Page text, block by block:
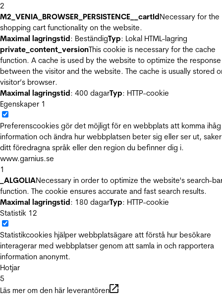
2
M2_VENIA_BROWSER_PERSISTENCE__cartIdNecessary for the
shopping cart functionality on the website.
Maximal lagringstid: BeständigTyp: Lokal HTML-lagring
private_content_versionThis cookie is necessary for the cache
function. A cache is used by the website to optimize the
between the visitor and the website. The cache is usually stored
visitor’s browser.
Maximal lagringstid: 400 dagarTyp: HTTP-cookie
Egenskaper 1
Preferenscookies gör det möjligt för en webbplats att komma ihåg
information och ändra hur webbplatsen beter sig eller ser ut,
ditt föredragna språk eller den region du befinner dig i.
www.garnius.se
1
_ALGOLIANecessary in order to optimize the website's search-
function. The cookie ensures accurate and fast search results.
Maximal lagringstid: 180 dagarTyp: HTTP-cookie
Statistik 12
Statistikcookies hjälper webbplatsägare att förstå hur besökare
interagerar med webbplatser genom att samla in och rapportera
information anonymt.
Hotjar
5
Läs mer om den här leverantören